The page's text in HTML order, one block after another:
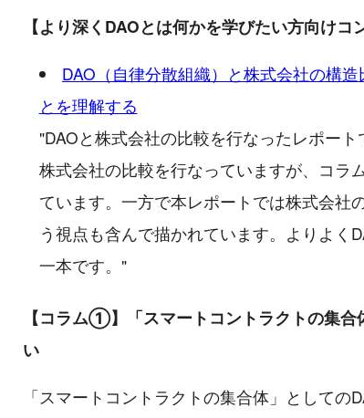
【より深くDAOとは何かを学びたい方向けコ
DAO（自律分散組織）と株式会社の構
とを理解する
"DAOと株式会社の比較を行なったレポー
株式会社の比較を行なっていますが、コ
ています。一方で本レポートでは株式会社
う視点も含んで描かれています。よりよく
一本です。"
【コラム①】「スマートコントラクトの集
い
「スマートコントラクトの集合体」としての